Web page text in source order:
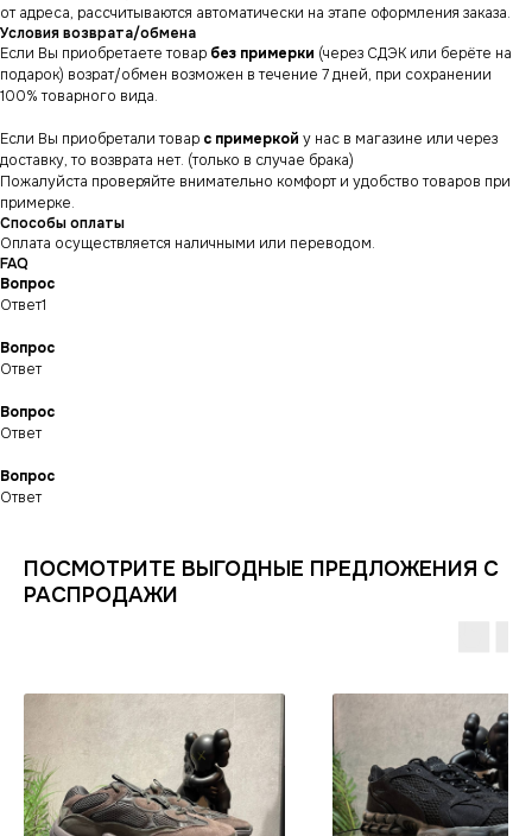
от адреса, рассчитываются автоматически на этапе оформления заказа.
Условия возврата/обмена
Если Вы приобретаете товар без примерки (через СДЭК или берёте на
подарок) возрат/обмен возможен в течение 7 дней, при сохранении
100% товарного вида.
Если Вы приобретали товар с примеркой у нас в магазине или через
доставку, то возврата нет. (только в случае брака)
Пожалуйста проверяйте внимательно комфорт и удобство товаров при
примерке.
Способы оплаты
Оплата осуществляется наличными или переводом.
FAQ
Вопрос
Ответ1
Вопрос
Ответ
Вопрос
Ответ
Вопрос
Ответ
ПОСМОТРИТЕ ВЫГОДНЫЕ ПРЕДЛОЖЕНИЯ С
РАСПРОДАЖИ
СНИКЕРСДИЛЕР
©СНИКЕРСДИЛЕР 2024-26.
КЛИЕНТАМ
Оплата и доставка
Распродажа